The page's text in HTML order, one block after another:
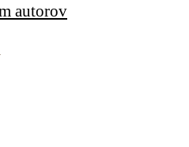
autorov